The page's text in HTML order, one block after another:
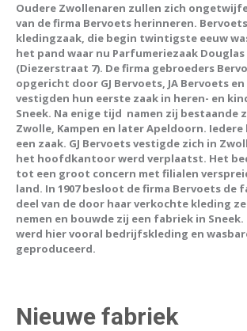
Oudere Zwollenaren zullen zich
van de firma Bervoets herinneren.
kledingzaak, die begin twintigste eeuw
het pand waar nu Parfumeriezaak
(Diezerstraat 7). De firma gebroeders
opgericht door GJ Bervoets, JA Bervoets
vestigden hun eerste zaak in heren- en
Sneek. Na enige tijd namen zij bestaande
Zwolle, Kampen en later Apeldoorn.
een zaak. GJ Bervoets vestigde zich in
het hoofdkantoor werd verplaatst. Het
tot een groot concern met filialen
land. In 1907 besloot de firma Bervoets de
deel van de door haar verkochte kleding
nemen en bouwde zij een fabriek in
werd hier vooral bedrijfskleding en
geproduceerd.
Nieuwe fabriek